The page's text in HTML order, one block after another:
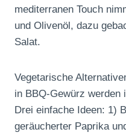
mediterranen Touch
und Olivenöl, dazu
Salat.
Vegetarische
in BBQ‑Gewürz
Drei einfache Ideen: 1)
geräucherter Paprika